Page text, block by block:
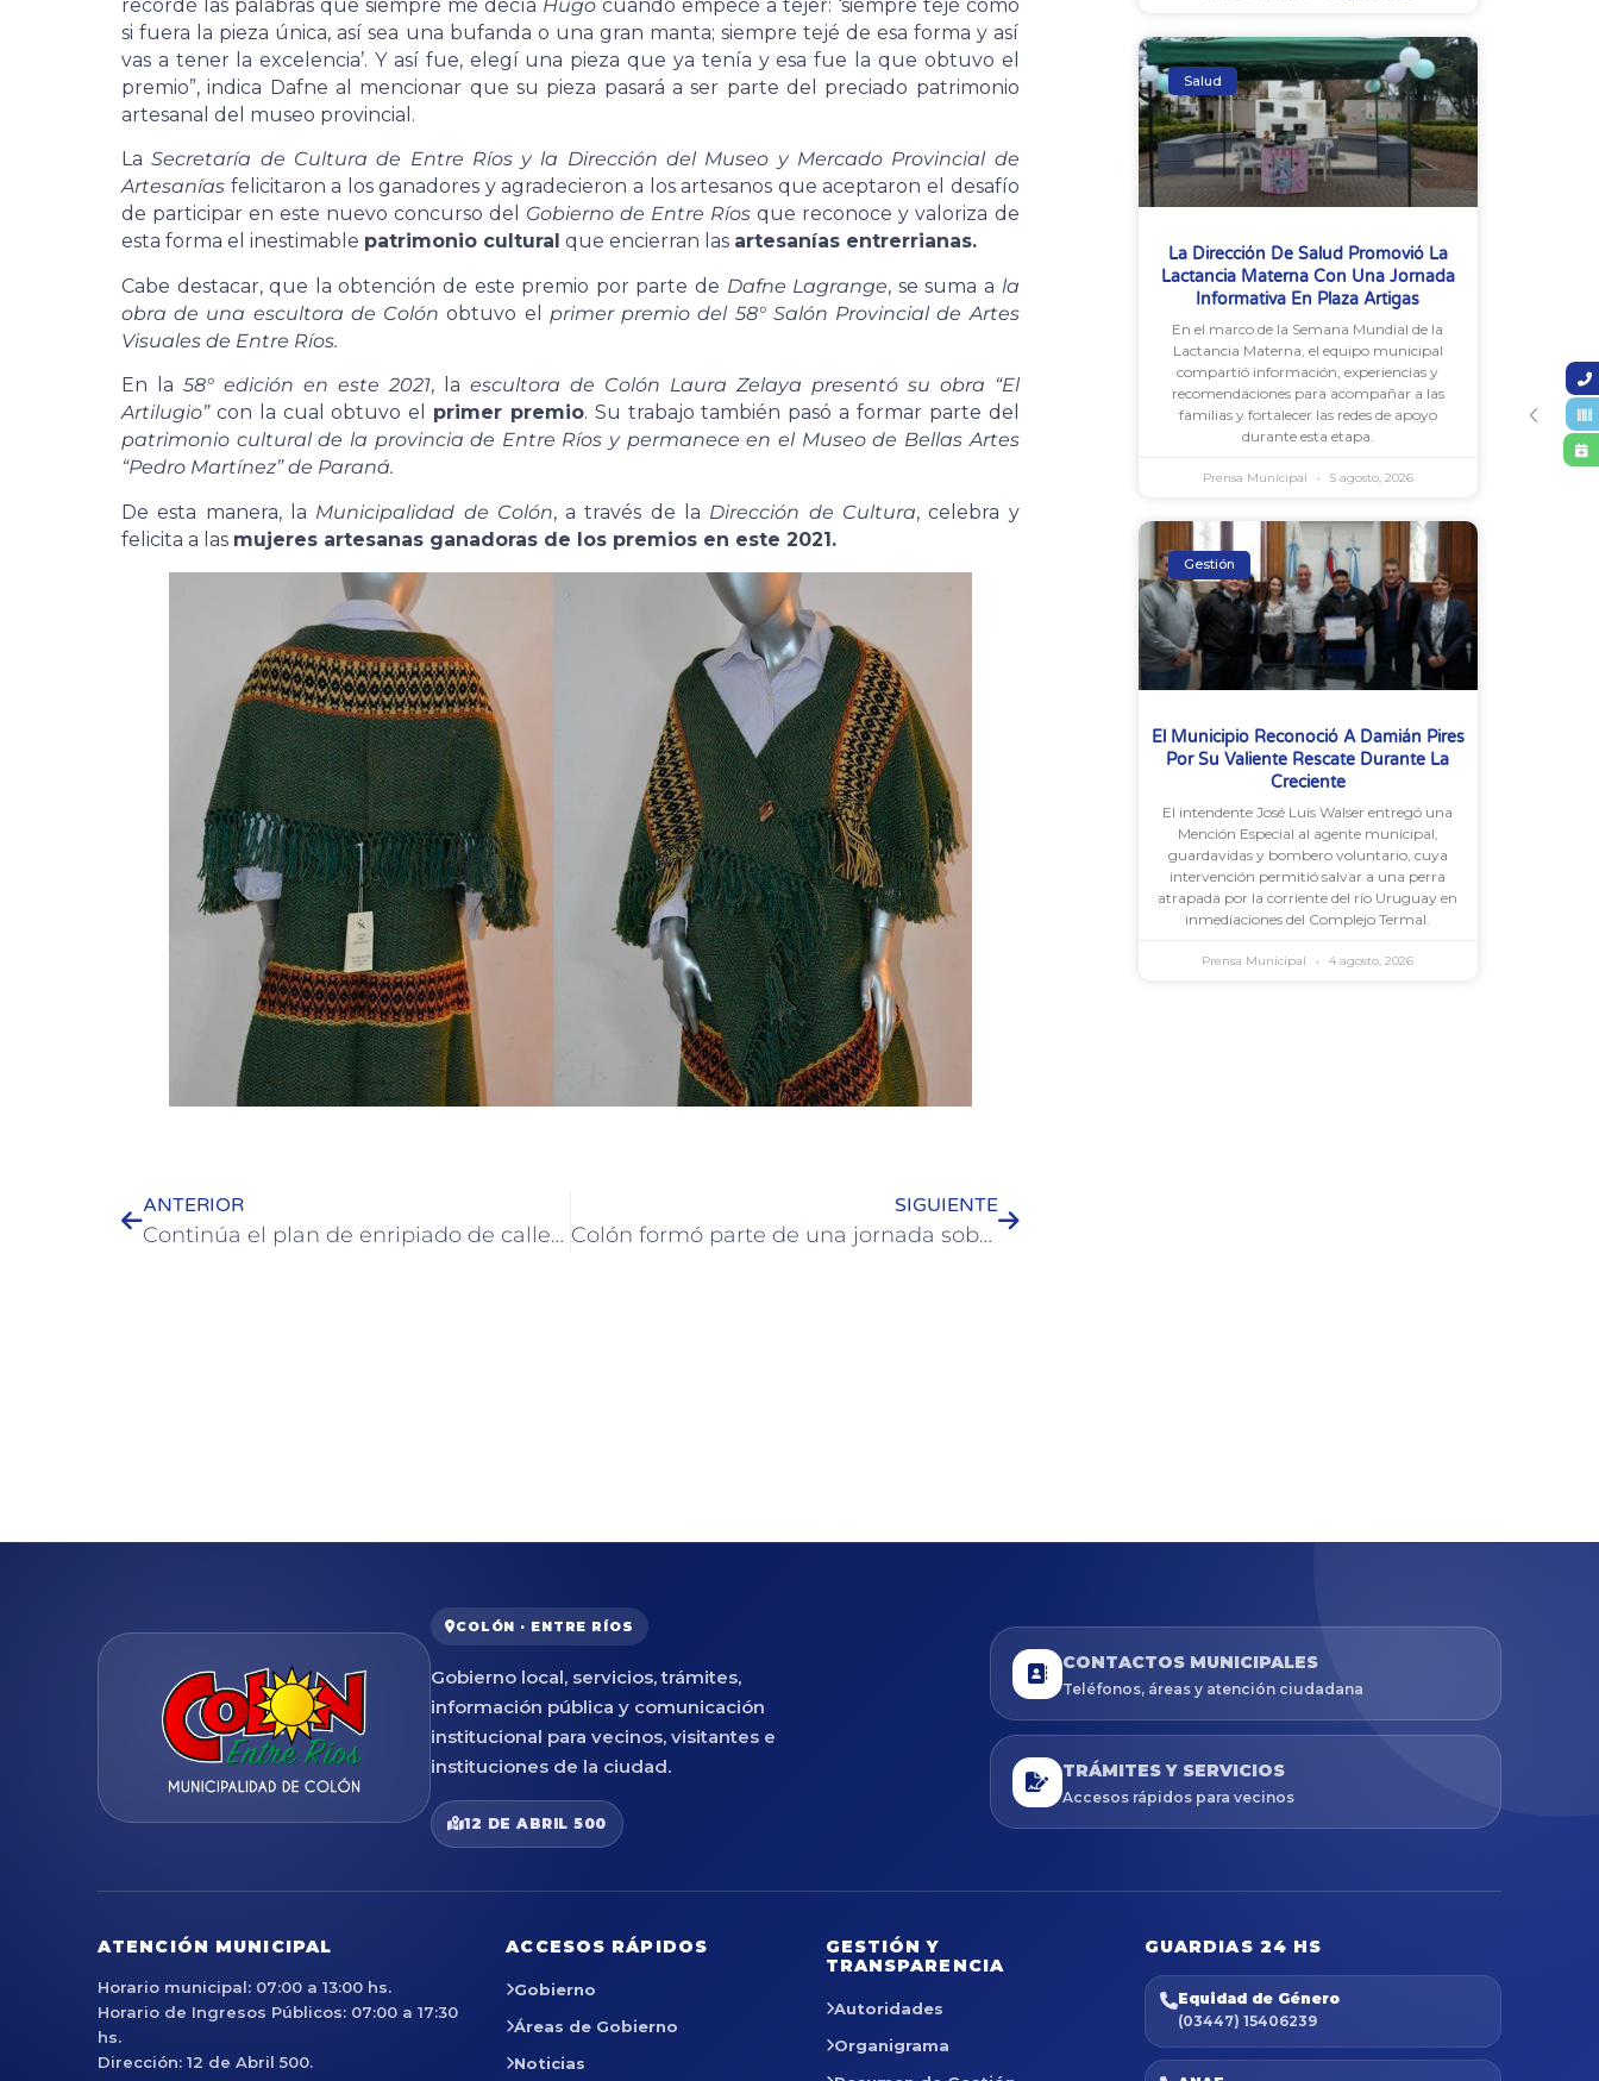
recordé las palabras que siempre me decía Hugocuando empecé a tejer: ‘siempre tejé como
si fuera la pieza única, así sea una bufanda o una gran manta; siempre tejé de esa forma y así
vas a tener la excelencia’. Y así fue, elegí una pieza que ya tenía y esa fue la que obtuvo el
premio”, indica Dafne al mencionar que su pieza pasará a ser parte del preciado patrimonio
artesanal del museo provincial.
LaSecretaría de Cultura de Entre Ríos y la Dirección del Museo y Mercado Provincial de
Artesanías felicitaron a los ganadores y agradecieron a los artesanos que aceptaron el desafío
de participar en este nuevo concurso del Gobierno de Entre Ríos que reconoce y valoriza de
esta forma el inestimable patrimonio cultural que encierran las artesanías entrerrianas.
Cabe destacar, que la obtención de este premio por parte de Dafne Lagrange, se suma a la
obra de una escultora de Colón obtuvo el primer premio del 58° Salón Provincial de Artes
Visuales de Entre Ríos.
En la 58° edición en este 2021, la escultora de Colón Laura Zelaya presentó su obra “El
Artilugio”con la cual obtuvo el primer premio. Su trabajo también pasó a formar parte del
patrimonio cultural de la provincia de Entre Ríos y permanece en el Museo de Bellas Artes
“Pedro Martínez” de Paraná.
De esta manera, la Municipalidad de Colón, a través de la Dirección de Cultura, celebra y
felicita a las mujeres artesanas ganadoras de los premios en este 2021.
ANTERIOR
Continúa el plan de enripiado de calles en Colón
SIGUIENTE
Colón formó parte de una jornada sobre adaptación al cambio climático
Salud
La Dirección De Salud Promovió La
Lactancia Materna Con Una Jornada
Informativa En Plaza Artigas
En el marco de la Semana Mundial de la
Lactancia Materna, el equipo municipal
compartió información, experiencias y
recomendaciones para acompañar a las
familias y fortalecer las redes de apoyo
durante esta etapa.
Prensa Municipal 5 agosto, 2026
Gestión
El Municipio Reconoció A Damián Pires
Por Su Valiente Rescate Durante La
Creciente
El intendente José Luis Walser entregó una
Mención Especial al agente municipal,
guardavidas y bombero voluntario, cuya
intervención permitió salvar a una perra
atrapada por la corriente del río Uruguay en
inmediaciones del Complejo Termal.
Prensa Municipal 4 agosto, 2026
COLÓN · ENTRE RÍOS
Gobierno local, servicios, trámites,
información pública y comunicación
institucional para vecinos, visitantes e
instituciones de la ciudad.
12 DE ABRIL 500
CONTACTOS MUNICIPALES
Teléfonos, áreas y atención ciudadana
TRÁMITES Y SERVICIOS
Accesos rápidos para vecinos
ATENCIÓN MUNICIPAL
Horario municipal: 07:00 a 13:00 hs.
Horario de Ingresos Públicos: 07:00 a 17:30
hs.
Dirección: 12 de Abril 500.
ACCESOS RÁPIDOS
Gobierno
Áreas de Gobierno
Noticias
GESTIÓN Y
TRANSPARENCIA
Autoridades
Organigrama
GUARDIAS 24 HS
Equidad de Género
(03447) 15406239